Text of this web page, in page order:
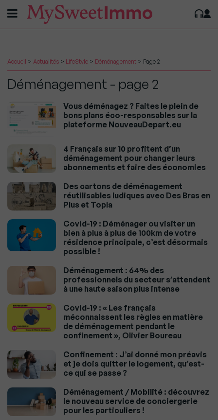
Accueil > Actualités > LifeStyle > Déménagement > Page 2
Déménagement - page 2
Vous déménagez ? Faites le plein de
bons plans éco-responsables sur la
plateforme NouveauDepart.eu
4 Français sur 10 profitent d’un
déménagement pour changer leurs
abonnements et faire des économies
Des cartons de déménagement
réutilisables ludiques avec Des Bras en
Plus et Topla
Covid-19 : Déménager ou visiter un
bien à plus à plus de 100km de votre
résidence principale, c’est désormais
possible !
Déménagement : 64% des
professionnels du secteur s’attendent
à une haute saison plus intense
Covid-19 : « Les français
méconnaissent les règles en matière
de déménagement pendant le
confinement », Olivier Boureau
Confinement : J’ai donné mon préavis
et je dois quitter le logement, qu’est-
ce qui se passe ?
Déménagement / Mobilité : découvrez
le nouveau service de conciergerie
pour les particuliers !